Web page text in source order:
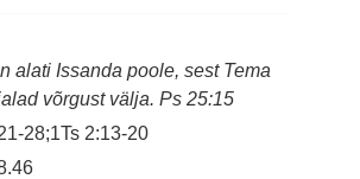
alati Issanda poole, sest Tema
võrgust välja. Ps 25:15
28;1Ts 2:13-20